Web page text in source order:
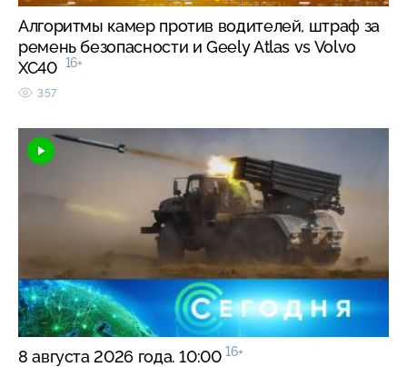
Алгоритмы камер против водителей, штраф за
ремень безопасности и Geely Atlas vs Volvo
XC40 16+
357
8 августа 2026 года. 10:00 16+